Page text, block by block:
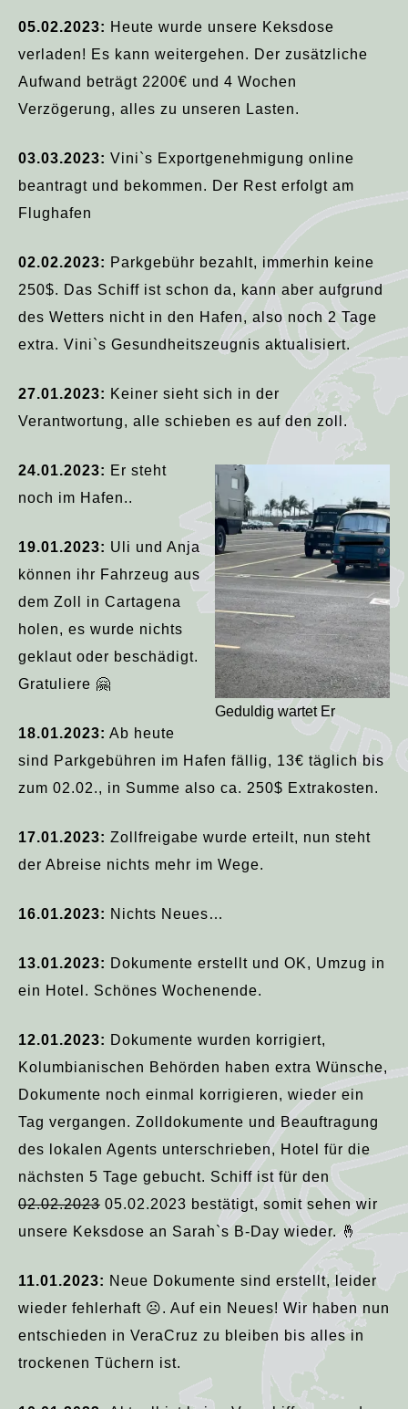
05.02.2023: Heute wurde unsere Keksdose
verladen! Es kann weitergehen. Der zusätzliche
Aufwand beträgt 2200€ und 4 Wochen
Verzögerung, alles zu unseren Lasten.
03.03.2023: Vini`s Exportgenehmigung online
beantragt und bekommen. Der Rest erfolgt am
Flughafen
02.02.2023: Parkgebühr bezahlt, immerhin keine
250$. Das Schiff ist schon da, kann aber aufgrund
des Wetters nicht in den Hafen, also noch 2 Tage
extra. Vini`s Gesundheitszeugnis aktualisiert.
27.01.2023: Keiner sieht sich in der
Verantwortung, alle schieben es auf den zoll.
Geduldig wartet Er
24.01.2023: Er steht
noch im Hafen..
19.01.2023: Uli und Anja
können ihr Fahrzeug aus
dem Zoll in Cartagena
holen, es wurde nichts
geklaut oder beschädigt.
Gratuliere 🤗
18.01.2023: Ab heute
sind Parkgebühren im Hafen fällig, 13€ täglich bis
zum 02.02., in Summe also ca. 250$ Extrakosten.
17.01.2023: Zollfreigabe wurde erteilt, nun steht
der Abreise nichts mehr im Wege.
16.01.2023: Nichts Neues…
13.01.2023: Dokumente erstellt und OK, Umzug in
ein Hotel. Schönes Wochenende.
12.01.2023: Dokumente wurden korrigiert,
Kolumbianischen Behörden haben extra Wünsche,
Dokumente noch einmal korrigieren, wieder ein
Tag vergangen. Zolldokumente und Beauftragung
des lokalen Agents unterschrieben, Hotel für die
nächsten 5 Tage gebucht. Schiff ist für den
02.02.2023 05.02.2023 bestätigt, somit sehen wir
unsere Keksdose an Sarah`s B-Day wieder. 🤞
11.01.2023: Neue Dokumente sind erstellt, leider
wieder fehlerhaft ☹️. Auf ein Neues! Wir haben nun
entschieden in VeraCruz zu bleiben bis alles in
trockenen Tüchern ist.